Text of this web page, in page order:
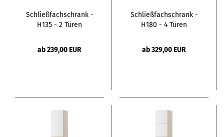
Schließfachschrank -
H135 - 2 Türen
ab 239,00 EUR
Schließfachschrank -
H180 - 4 Türen
ab 329,00 EUR